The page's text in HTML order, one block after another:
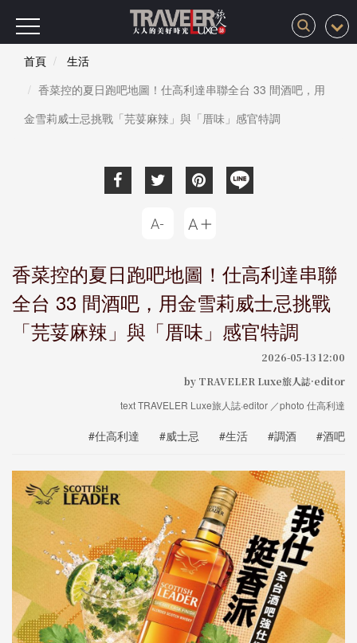
首頁
生活
香菜控的夏日跑吧地圖！仕高利達串聯全台 33 間酒吧，用
金雪莉威士忌挑戰「芫荽麻辣」與「厝味」感官特調
香菜控的夏日跑吧地圖！仕高利達串聯
全台 33 間酒吧，用金雪莉威士忌挑戰
「芫荽麻辣」與「厝味」感官特調
2026-05-13 12:00
by TRAVELER Luxe旅人誌·editor
text TRAVELER Luxe旅人誌·editor ／photo 仕高利達
#仕高利達 #威士忌 #生活 #調酒 #酒吧